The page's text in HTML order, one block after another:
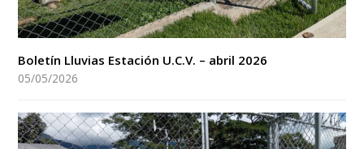
Boletín Lluvias Estación U.C.V. – abril 2026
05/05/2026